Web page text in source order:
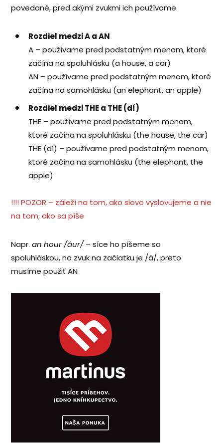
povedané, pred akými zvukmi ich používame.
Rozdiel medzi A a AN
A – používame pred podstatným menom, ktoré
začína na spoluhlásku (a house, a car)
AN – používame pred podstatným menom, ktoré
začína na samohlásku (an elephant, an apple)
Rozdiel medzi THE a THE (dí)
THE – používame pred podstatným menom,
ktoré začína na spoluhlásku (the house, the car)
THE (dí) – používame pred podstatným menom,
ktoré začína na samohlásku (the elephant, the
apple)
!!!! POZOR – záleží na tom, ako slovo vyslovujeme a nie
na tom, ako sa píše
Napr. an hour /áur/– síce ho píšeme so
spoluhláskou, no zvuk na začiatku je /á/, preto
musíme použiť AN